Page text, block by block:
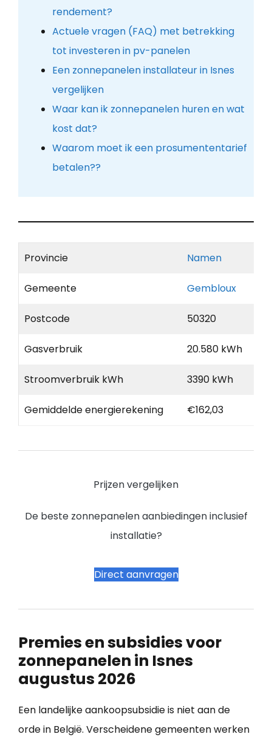
rendement?
Actuele vragen (FAQ) met betrekking
tot investeren in pv-panelen
Een zonnepanelen installateur in Isnes
vergelijken
Waar kan ik zonnepanelen huren en wat
kost dat?
Waarom moet ik een prosumententarief
betalen??
Provincie Namen
Gemeente Gembloux
Postcode 50320
Gasverbruik 20.580 kWh
Stroomverbruik kWh 3390 kWh
Gemiddelde energierekening €162,03
Prijzen vergelijken
De beste zonnepanelen aanbiedingen inclusief
installatie?
Direct aanvragen
Premies en subsidies voor
zonnepanelen in Isnes
augustus 2026
Een landelijke aankoopsubsidie is niet aan de
orde in België. Verscheidene gemeenten werken